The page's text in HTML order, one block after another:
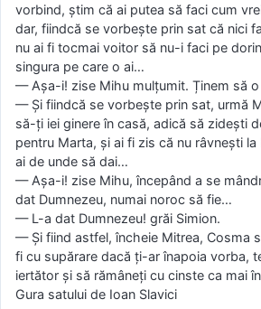
vorbind, știm că ai putea să faci cum
dar, fiindcă se vorbește prin sat că nici
nu ai fi tocmai voitor să nu-i faci pe
singura pe care o ai…
— Așa-i! zise Mihu mulțumit. Ținem să
— Și fiindcă se vorbește prin sat, urmă
să-ți iei ginere în casă, adică să zidești
pentru Marta, și ai fi zis că nu râvnești
ai de unde să dai…
— Așa-i! zise Mihu, începând a se
dat Dumnezeu, numai noroc să fie…
— L-a dat Dumnezeu! grăi Simion.
— Și fiind astfel, încheie Mitrea, Cosma
fi cu supărare dacă ți-ar înapoia vorba,
iertător și să rămâneți cu cinste ca mai
Gura satului de Ioan Slavici